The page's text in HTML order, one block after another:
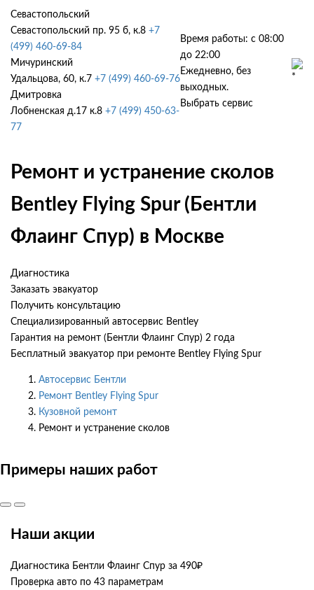
Севастопольский
Севастопольский пр. 95 б, к.8 +7
(499) 460-69-84
Мичуринский
Удальцова, 60, к.7 +7 (499) 460-69-76
Дмитровка
Лобненская д.17 к.8 +7 (499) 450-63-
77
Время работы: с 08:00
до 22:00
Ежедневно, без
выходных.
Выбрать сервис
Ремонт и устранение сколов
Bentley Flying Spur (Бентли
Флаинг Спур) в Москве
Диагностика
Заказать эвакуатор
Получить консультацию
Специализированный автосервис Bentley
Гарантия на ремонт (Бентли Флаинг Спур) 2 года
Бесплатный эвакуатор при ремонте Bentley Flying Spur
Автосервис Бентли
Ремонт Bentley Flying Spur
Кузовной ремонт
Ремонт и устранение сколов
Примеры наших работ
Наши акции
Диагностика Бентли Флаинг Спур за 490₽
Проверка авто по 43 параметрам